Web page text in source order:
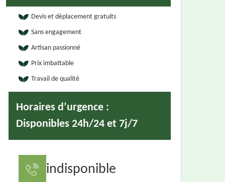
Devis et déplacement gratuits
Sans engagement
Artisan passionné
Prix imbattable
Travail de qualité
Horaires d’urgence :
Disponibles 24h/24 et 7j/7
indisponible